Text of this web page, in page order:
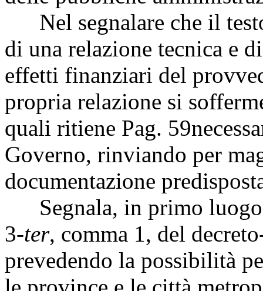
Nel segnalare che il
di una relazione tecnica e
effetti finanziari del
propria relazione si
quali ritiene Pag. 59
Governo, rinviando per
documentazione
Segnala, in primo luogo
3-ter, comma 1, del
prevedendo la possibilità